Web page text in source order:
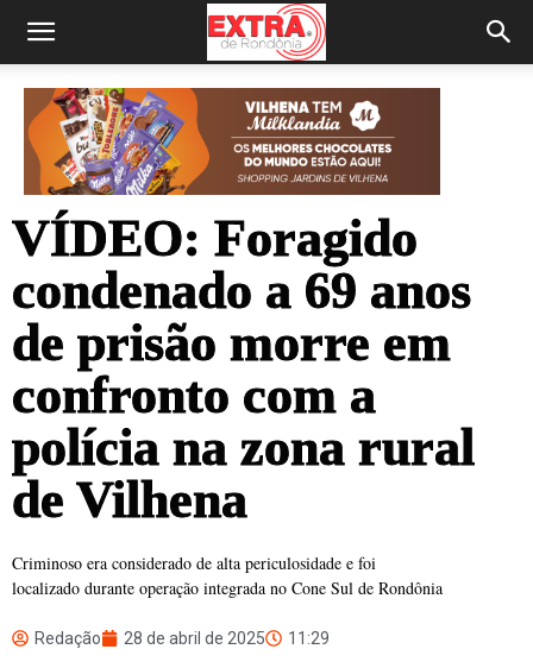
VÍDEO: Foragido
condenado a 69 anos
de prisão morre em
confronto com a
polícia na zona rural
de Vilhena
Criminoso era considerado de alta periculosidade e foi
localizado durante operação integrada no Cone Sul de Rondônia
Redação 28 de abril de 2025 11:29